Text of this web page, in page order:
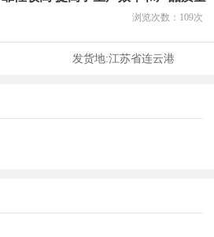
浏览次数： 109次
发货地:江苏省连云港